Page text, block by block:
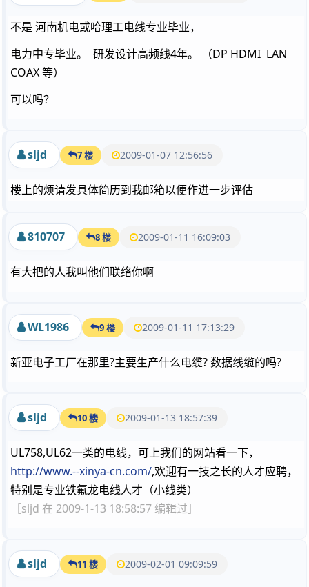
不是 河南机电或哈理工电线专业毕业，
电力中专毕业。 研发设计高频线4年。 （DP HDMI LAN
COAX 等）
可以吗？
sljd 7 楼 2009-01-07 12:56:56
楼上的烦请发具体简历到我邮箱以便作进一步评估
810707 8 楼 2009-01-11 16:09:03
有大把的人我叫他们联络你啊
WL1986 9 楼 2009-01-11 17:13:29
新亚电子工厂在那里?主要生产什么电缆? 数据线缆的吗?
sljd 10 楼 2009-01-13 18:57:39
UL758,UL62一类的电线，可上我们的网站看一下，
http://www.--xinya-cn.com/,欢迎有一技之长的人才应聘，
特别是专业铁氟龙电线人才（小线类）
［sljd 在 2009-1-13 18:58:57 编辑过］
sljd 11 楼 2009-02-01 09:09:59